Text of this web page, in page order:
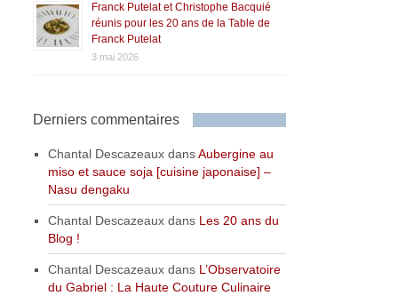
Franck Putelat et Christophe Bacquié
réunis pour les 20 ans de la Table de
Franck Putelat
3 mai 2026
Derniers commentaires
Chantal Descazeaux dansAubergine au
miso et sauce soja [cuisine japonaise] –
Nasu dengaku
Chantal Descazeaux dans Les 20 ans du
Blog !
Chantal Descazeaux dans L’Observatoire
du Gabriel : La Haute Couture Culinaire